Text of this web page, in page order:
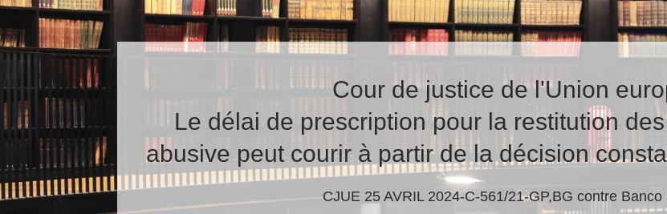
Cour de justice de l'Union
Le délai de prescription pour la restitution
abusive peut courir à partir de la décision
CJUE 25 AVRIL 2024-C-561/21-GP,BG contre